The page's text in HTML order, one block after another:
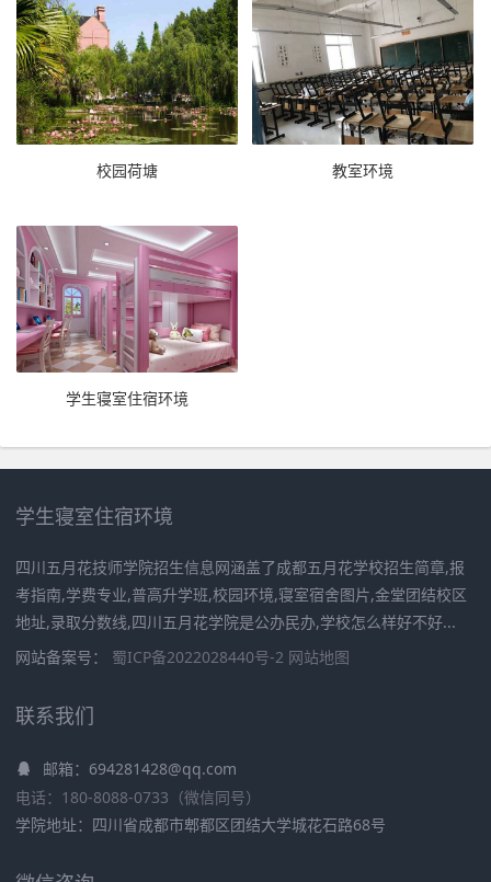
校园荷塘 教室环境
学生寝室住宿环境
学生寝室住宿环境
四川五月花技师学院招生信息网涵盖了成都五月花学校招生简章,报
考指南,学费专业,普高升学班,校园环境,寝室宿舍图片,金堂团结校区
地址,录取分数线,四川五月花学院是公办民办,学校怎么样好不好...
网站备案号： 蜀ICP备2022028440号-2 网站地图
联系我们
邮箱：694281428@qq.com
电话：180-8088-0733（微信同号）
学院地址：四川省成都市郫都区团结大学城花石路68号